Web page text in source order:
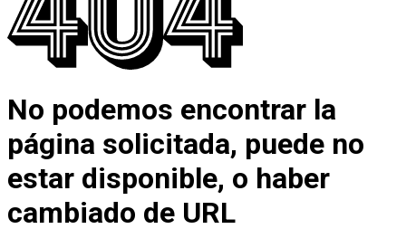
No podemos encontrar la
página solicitada, puede no
estar disponible, o haber
cambiado de URL